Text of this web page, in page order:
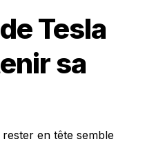
Tesla
sa
en tête semble